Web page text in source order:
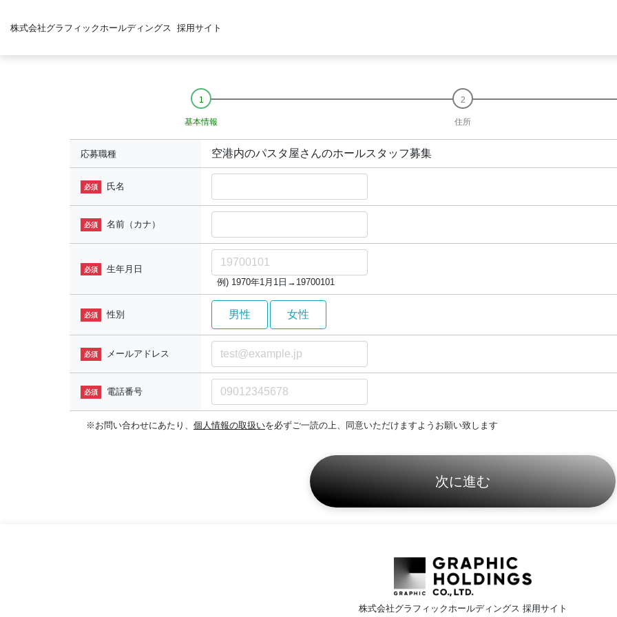
株式会社グラフィックホールディングス 採用サイト
基本情報 住所
応募職種 空港内のパスタ屋さんのホールスタッフ募集
必須 氏名
必須 名前（カナ）
必須
生年月日
例) 1970年1月1日→19700101
必須 性別 男性 女性
必須 メールアドレス
必須 電話番号
※お問い合わせにあたり、 個人情報の取扱いを必ずご一読の上、同意いただけますようお願い致します
株式会社グラフィックホールディングス 採用サイト